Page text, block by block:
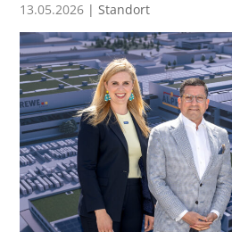
13.05.2026 |Standort